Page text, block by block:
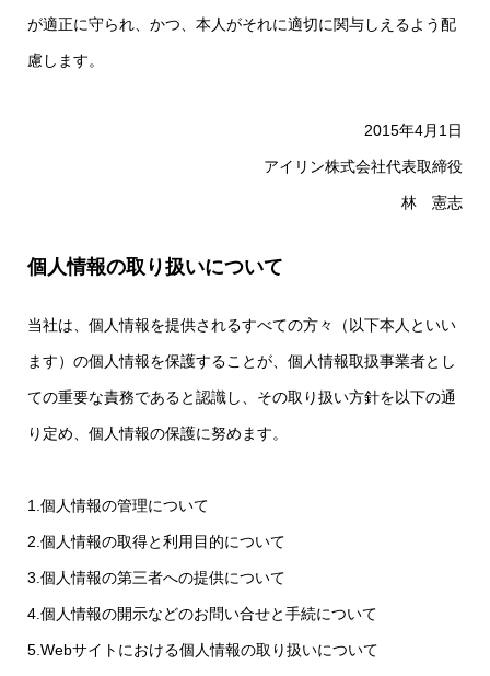
が適正に守られ、かつ、本人がそれに適切に関与しえるよう配
慮します。
2015年4月1日
アイリン株式会社代表取締役
林 憲志
個人情報の取り扱いについて
当社は、個人情報を提供されるすべての方々（以下本人といい
ます）の個人情報を保護することが、個人情報取扱事業者とし
ての重要な責務であると認識し、その取り扱い方針を以下の通
り定め、個人情報の保護に努めます。
1.個人情報の管理について
2.個人情報の取得と利用目的について
3.個人情報の第三者への提供について
4.個人情報の開示などのお問い合せと手続について
5.Webサイトにおける個人情報の取り扱いについて